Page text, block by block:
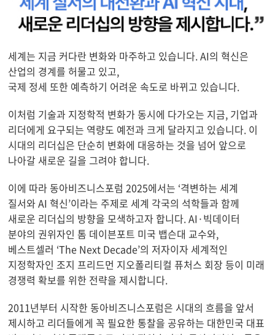
세계는 지금 커다란 변화와 마주하고 있습니다. AI의 혁신은
산업의 경계를 허물고 있고,
국제 정세 또한 예측하기 어려운 속도로 바뀌고 있습니다.
이처럼 기술과 지정학적 변화가 동시에 다가오는 지금, 기업과
리더에게 요구되는 역량도 예전과 크게 달라지고 있습니다. 이
시대의 리더십은 단순히 변화에 대응하는 것을 넘어 앞으로
나아갈 새로운 길을 그려야 합니다.
이에 따라 동아비즈니스포럼 2025에서는 ‘격변하는 세계
질서와 AI 혁신’이라는 주제로 세계 각국의 석학들과 함께
새로운 리더십의 방향을 모색하고자 합니다. AI·빅데이터
분야의 권위자인 톰 데이븐포트 미국 뱁슨대 교수와,
베스트셀러 ‘The Next Decade’의 저자이자 세계적인
지정학자인 조지 프리드먼 지오폴리티컬 퓨처스 회장 등이 미래
경쟁력 확보를 위한 전략을 제시합니다.
2011년부터 시작한 동아비즈니스포럼은 시대의 흐름을 앞서
제시하고 리더들에게 꼭 필요한 통찰을 공유하는 대한민국 대표